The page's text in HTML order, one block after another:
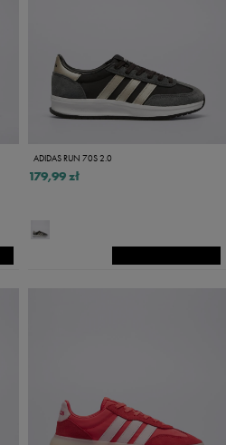
ADIDAS RUN 70S 2.0
179,99 zł